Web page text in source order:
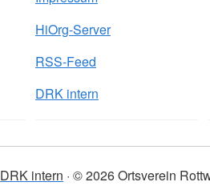
HiOrg-Server
RSS-Feed
DRK intern
DRK intern © 2026 Ortsverein